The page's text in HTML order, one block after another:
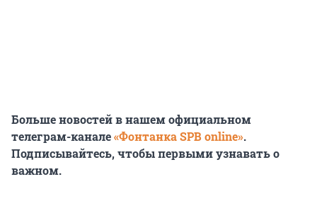
Больше новостей в нашем официальном
телеграм-канале«Фонтанка SPB online».
Подписывайтесь, чтобы первыми узнавать о
важном.